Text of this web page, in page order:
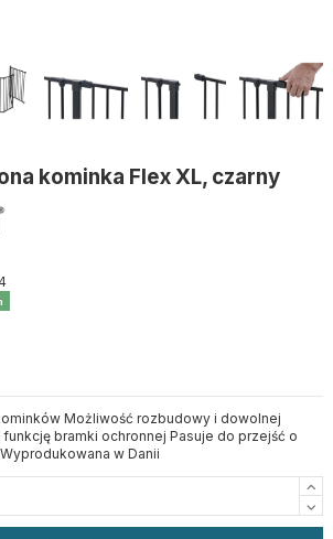
kominka Flex XL, czarny
Możliwość rozbudowy i dowolnej
bramki ochronnej Pasuje do przejść o
w Danii